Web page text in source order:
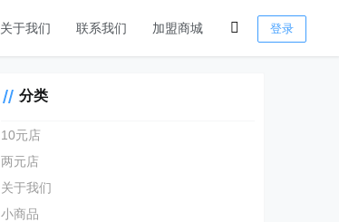
关于我们 联系我们 加盟商城 登录
分类
10元店
两元店
关于我们
小商品